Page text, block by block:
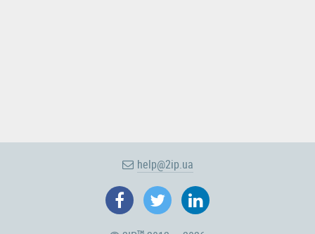
help@2ip.ua